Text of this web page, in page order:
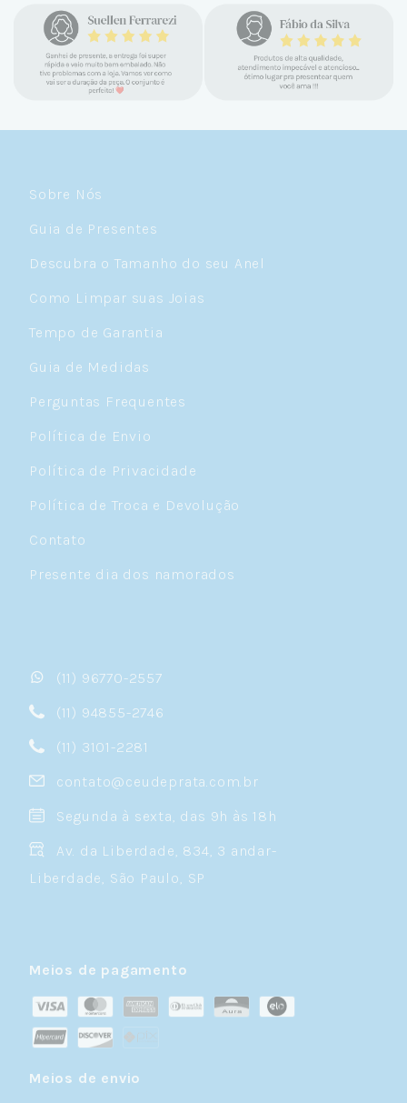
encontrar a Céu. Atendimento
personalizado, verdadeiras jóias prata 925,
mimos e brindes incríveis. Virei cliente fiel
e amo demais as pratas que são lindas, tem
um brilho incrível e preço super justo. Fora
Sobre Nós
Guia de Presentes
Descubra o Tamanho do seu Anel
Como Limpar suas Joias
Tempo de Garantia
Guia de Medidas
Perguntas Frequentes
Política de Envio
Política de Privacidade
Política de Troca e Devolução
Contato
Presente dia dos namorados
(11) 96770-2557
(11) 94855-2746
(11) 3101-2281
contato@ceudeprata.com.br
Segunda à sexta, das 9h às 18h
Av. da Liberdade, 834, 3 andar-
Liberdade, São Paulo, SP
Meios de pagamento
Meios de envio